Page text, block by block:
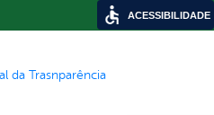
da Trasnparência
ACESSIBILIDADE